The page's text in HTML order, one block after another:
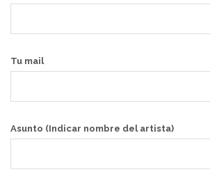
Tu mail
Asunto (Indicar nombre del artista)